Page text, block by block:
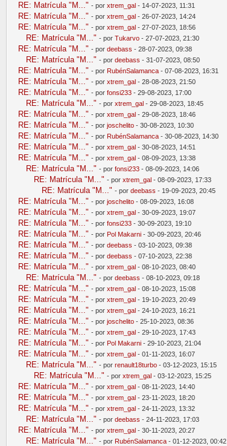
RE: Matrícula "M..." - por xtrem_gal - 14-07-2023, 11:31
RE: Matrícula "M..." - por xtrem_gal - 26-07-2023, 14:24
RE: Matrícula "M..." - por xtrem_gal - 27-07-2023, 18:56
RE: Matrícula "M..." - por Tukarvo - 27-07-2023, 21:30
RE: Matrícula "M..." - por deebass - 28-07-2023, 09:38
RE: Matrícula "M..." - por deebass - 31-07-2023, 08:50
RE: Matrícula "M..." - por RubénSalamanca - 07-08-2023, 16:31
RE: Matrícula "M..." - por xtrem_gal - 28-08-2023, 21:50
RE: Matrícula "M..." - por fonsi233 - 29-08-2023, 17:00
RE: Matrícula "M..." - por xtrem_gal - 29-08-2023, 18:45
RE: Matrícula "M..." - por xtrem_gal - 29-08-2023, 18:46
RE: Matrícula "M..." - por joschelito - 30-08-2023, 10:30
RE: Matrícula "M..." - por RubénSalamanca - 30-08-2023, 14:30
RE: Matrícula "M..." - por xtrem_gal - 30-08-2023, 14:51
RE: Matrícula "M..." - por xtrem_gal - 08-09-2023, 13:38
RE: Matrícula "M..." - por fonsi233 - 08-09-2023, 14:06
RE: Matrícula "M..." - por xtrem_gal - 08-09-2023, 17:33
RE: Matrícula "M..." - por deebass - 19-09-2023, 20:45
RE: Matrícula "M..." - por joschelito - 08-09-2023, 16:08
RE: Matrícula "M..." - por xtrem_gal - 30-09-2023, 19:07
RE: Matrícula "M..." - por fonsi233 - 30-09-2023, 19:10
RE: Matrícula "M..." - por Pol Makarni - 30-09-2023, 20:46
RE: Matrícula "M..." - por deebass - 03-10-2023, 09:38
RE: Matrícula "M..." - por deebass - 07-10-2023, 22:38
RE: Matrícula "M..." - por xtrem_gal - 08-10-2023, 08:40
RE: Matrícula "M..." - por deebass - 08-10-2023, 09:18
RE: Matrícula "M..." - por xtrem_gal - 08-10-2023, 15:08
RE: Matrícula "M..." - por xtrem_gal - 19-10-2023, 20:49
RE: Matrícula "M..." - por xtrem_gal - 24-10-2023, 16:21
RE: Matrícula "M..." - por joschelito - 25-10-2023, 08:36
RE: Matrícula "M..." - por xtrem_gal - 29-10-2023, 17:43
RE: Matrícula "M..." - por Pol Makarni - 29-10-2023, 21:04
RE: Matrícula "M..." - por xtrem_gal - 01-11-2023, 16:07
RE: Matrícula "M..." - por renault18turbo - 03-12-2023, 15:15
RE: Matrícula "M..." - por xtrem_gal - 03-12-2023, 15:25
RE: Matrícula "M..." - por xtrem_gal - 08-11-2023, 14:40
RE: Matrícula "M..." - por xtrem_gal - 23-11-2023, 18:20
RE: Matrícula "M..." - por xtrem_gal - 24-11-2023, 13:32
RE: Matrícula "M..." - por deebass - 24-11-2023, 17:03
RE: Matrícula "M..." - por xtrem_gal - 30-11-2023, 20:27
RE: Matrícula "M..." - por RubénSalamanca - 01-12-2023, 00:42